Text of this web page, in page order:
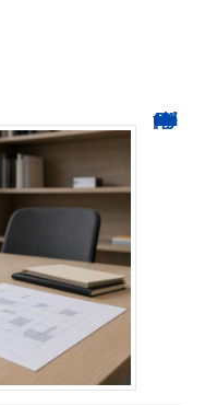
Hyperplanning INSA CVL : comment suivre votre planning ?